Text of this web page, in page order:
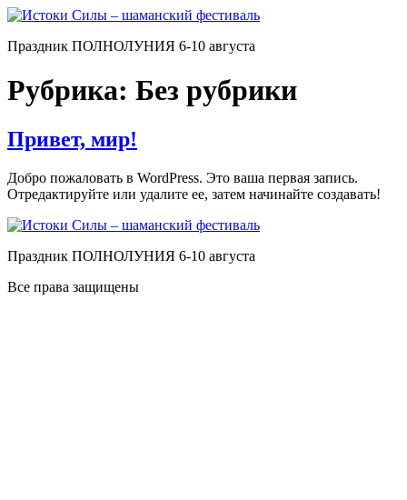
Перейти
содержимому
Праздник ПОЛНОЛУНИЯ 6-10 августа
Рубрика: Без рубрики
Привет, мир!
Добро пожаловать в WordPress. Это ваша первая запись.
Отредактируйте или удалите ее, затем начинайте создавать!
Праздник ПОЛНОЛУНИЯ 6-10 августа
Все права защищены